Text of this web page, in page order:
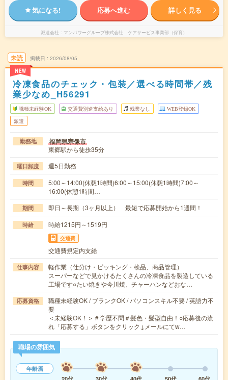
気になる! 応募へ進む 詳しく見る
派遣会社 マンパワーグループ株式会社 ケアサービス事業部（保育）
未読
NEW
掲載日 2026/08/05
冷凍食品のチェック・包装／選べる時間帯／残
業少なめ_H56291
職種未経験OK 交通費別途支給あり 残業なし WEB登録OK
派遣
勤務地 福岡県宗像市
東郷駅から徒歩35分
曜日頻度 週5日勤務
時間
5:00～14:00(休憩1時間)6:00～15:00(休憩1時間)7:00～
16:00(休憩1時間…
期間 即日～長期（3ヶ月以上） 最短で応募開始から1週間！
時給 時給1215円～1519円
交通費
交通費規定内支給
仕事内容
軽作業（仕分け・ピッキング・検品、商品管理）
スーパーなどで見かけるたくさんの冷凍食品を製造している
工場です○たい焼きや今川焼、チャーハンなどおな…
応募資格
職種未経験OK / ブランクOK / パソコンスキル不要 / 英語力不
要
＜未経験OK！＞＃学歴不問＃髪色・髪型自由！○応募後の流
れ「応募する」ボタンをクリック↓メールにてw…
職場の雰囲気
年齢層